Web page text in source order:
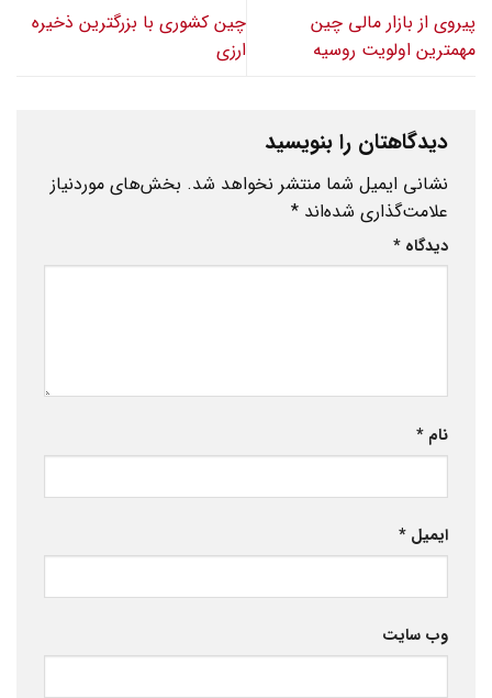
پیروی از بازار مالی چین
مهمترین اولویت روسیه
چین کشوری با بزرگترین ذخیره
ارزی
دیدگاهتان را بنویسید
نشانی ایمیل شما منتشر نخواهد شد. بخش‌های موردنیاز
علامت‌گذاری شده‌اند *
دیدگاه *
نام *
ایمیل *
وب‌ سایت